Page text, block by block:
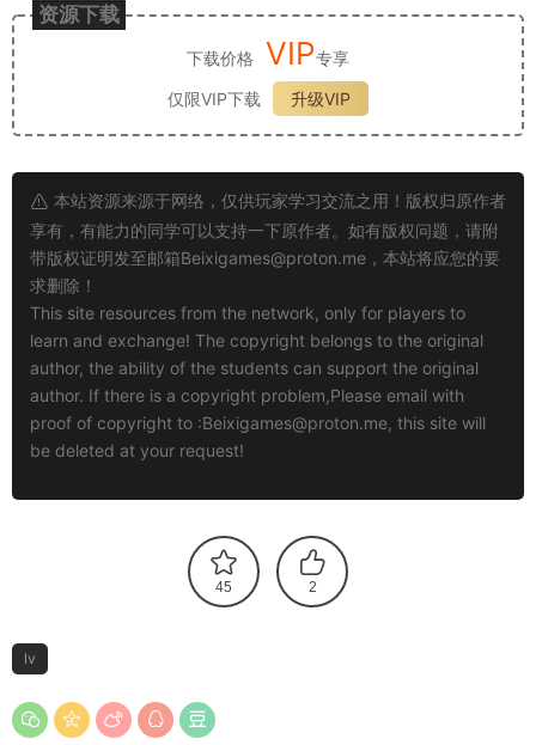
资源下载
下载价格 VIP专享
仅限VIP下载
升级VIP
本站资源来源于网络，仅供玩家学习交流之用！版权归原作者
享有，有能力的同学可以支持一下原作者。如有版权问题，请附
带版权证明发至邮箱Beixigames@proton.me ，本站将应您的要
求删除！
This site resources from the network, only for players to
learn and exchange! The copyright belongs to the original
author, the ability of the students can support the original
author. If there is a copyright problem,Please email with
proof of copyright to :Beixigames@proton.me, this site will
be deleted at your request!
45 2
lv